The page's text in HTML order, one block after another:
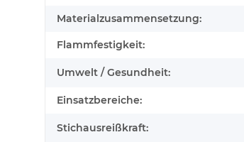
Materialzusammensetzung:
Flammfestigkeit:
Umwelt / Gesundheit:
Einsatzbereiche:
Stichausreißkraft: